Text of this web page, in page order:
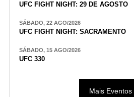
UFC FIGHT NIGHT: 29 DE AGOSTO
SÁBADO, 22 AGO/2026
UFC FIGHT NIGHT: SACRAMENTO
SÁBADO, 15 AGO/2026
UFC 330
Mais Eventos